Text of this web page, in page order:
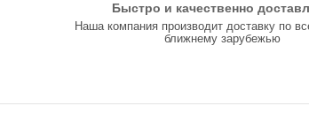
Быстро и качественно
Наша компания производит доставку по
ближнему зарубежью